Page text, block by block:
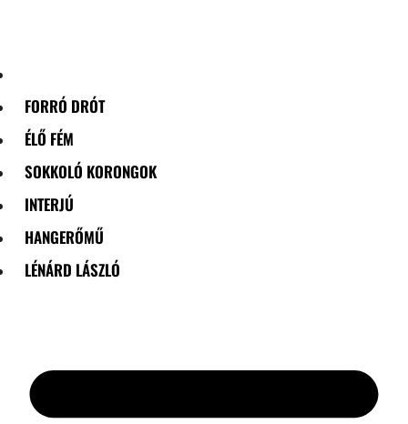
FORRÓ DRÓT
ÉLŐ FÉM
SOKKOLÓ KORONGOK
INTERJÚ
HANGERŐMŰ
LÉNÁRD LÁSZLÓ